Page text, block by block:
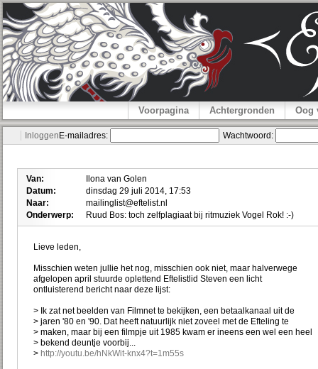
Voorpagina Achtergronden Oog
Inloggen E-mailadres: Wachtwoord:
Van:
Ilona van Golen
Datum:
dinsdag 29 juli 2014, 17:53
Naar:
mailinglist@eftelist.nl
Onderwerp:
Ruud Bos: toch zelfplagiaat bij ritmuziek Vogel Rok! :-)
Lieve leden,
Misschien weten jullie het nog, misschien ook niet, maar halverwege
afgelopen april stuurde oplettend Eftelistlid Steven een licht
ontluisterend bericht naar deze lijst:
> Ik zat net beelden van Filmnet te bekijken, een betaalkanaal uit de
> jaren '80 en '90. Dat heeft natuurlijk niet zoveel met de Efteling te
> maken, maar bij een filmpje uit 1985 kwam er ineens een wel een heel
> bekend deuntje voorbij...
> http://youtu.be/hNkWit-knx4?t=1m55s